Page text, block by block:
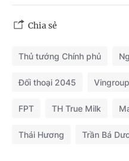
Chia sẻ
Thủ tướng Chính phủ
Đối thoại 2045 Vingroup
FPT TH True Milk
Thái Hương Trần Bá